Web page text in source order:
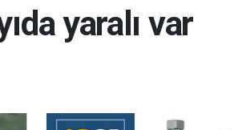
yaralı var